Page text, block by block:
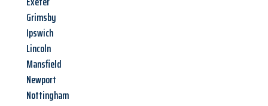
Grimsby
Ipswich
Lincoln
Mansfield
Newport
Nottingham